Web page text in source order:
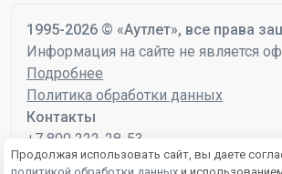
1995-2026 © «Аутлет», все права
Информация на сайте не является
Подробнее
Политика обработки данных
Контакты
+7 800 222-28-53
mail@autlet.ru
Продолжая использовать сайт, вы даете